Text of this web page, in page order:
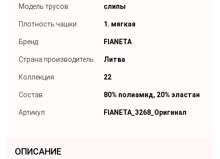
Модель трусов: слипы
Плотность чашки: 1. мягкая
Бренд: FIANETA
Страна производитель: Литва
Коллекция: 22
Состав: 80% полиамид, 20% эластан
Артикул: FIANETA_3268_Оригинал
ОПИСАНИЕ